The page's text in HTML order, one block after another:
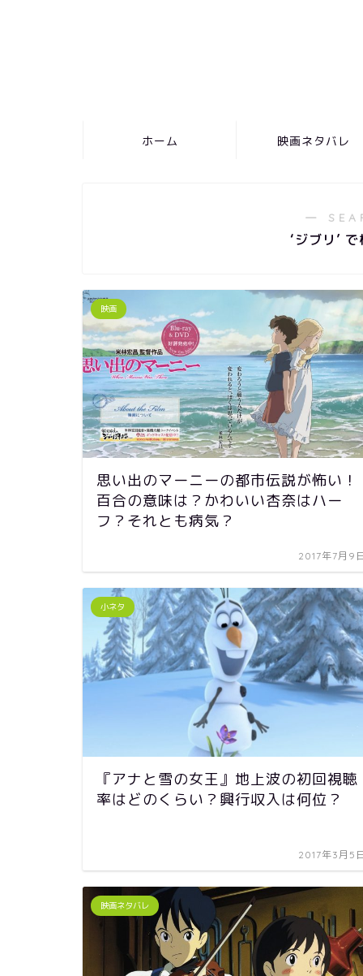
ホーム 映画ネタバレ
―
‘ジブリ’
映画
思い出のマーニーの都市伝説が怖い！
百合の意味は？かわいい杏奈はハー
フ？それとも病気？
2017年7月9
小ネタ
『アナと雪の女王』地上波の初回視聴
率はどのくらい？興行収入は何位？
2017年3月5
映画ネタバレ